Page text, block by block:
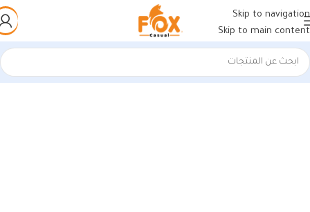
Skip to navigation
Skip to main content
الرئيسية/أحذية رجالي/كوتشات فيتنامي